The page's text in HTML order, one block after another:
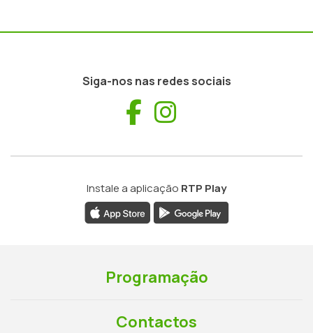
Siga-nos nas redes sociais
Facebook
Instale a aplicação RTP Play
Programação
Contactos